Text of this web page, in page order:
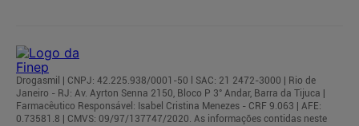
Drogasmil | CNPJ: 42.225.938/0001-50 l SAC: 21 2472-3000 | Rio de
Janeiro - RJ: Av. Ayrton Senna 2150, Bloco P 3° Andar, Barra da Tijuca |
Farmacêutico Responsável: Isabel Cristina Menezes - CRF 9.063 | AFE:
0.73581.8 | CMVS: 09/97/137747/2020. As informações contidas neste